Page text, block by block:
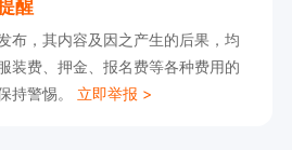
醒
布，其内容及因之产生的后果，均
装费、押金、报名费等各种费用的
持警惕。 立即举报 >